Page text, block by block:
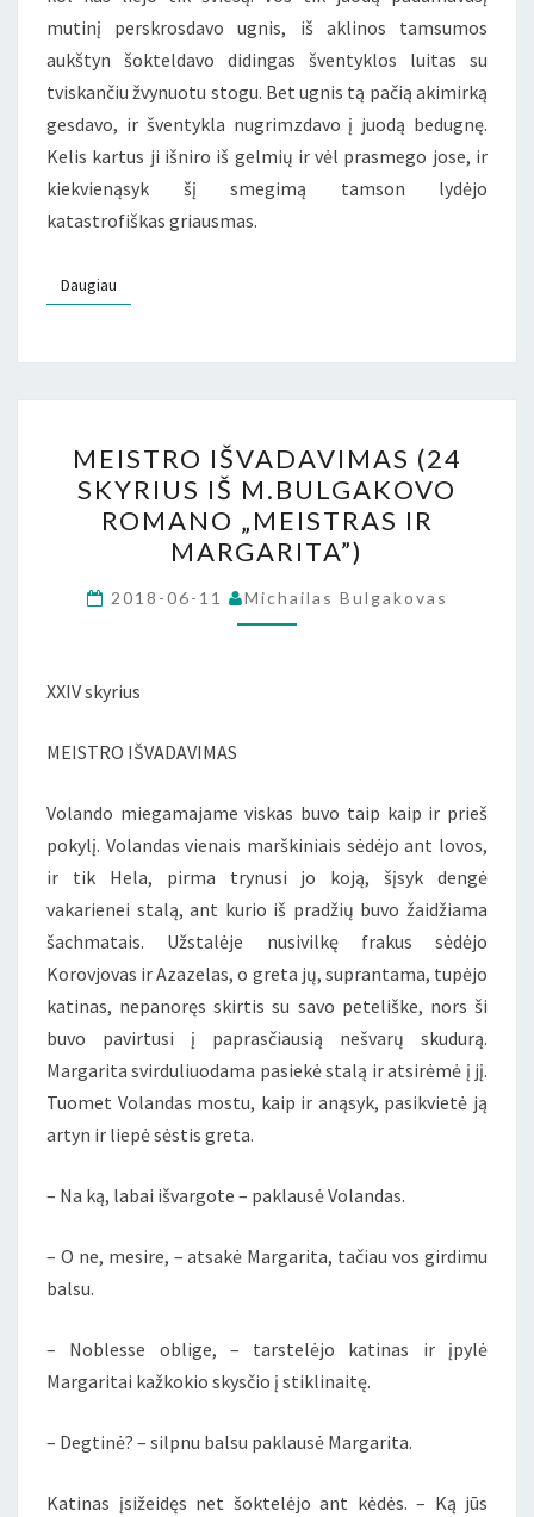
mutinį perskrosdavo ugnis, iš aklinos tamsumos
aukštyn šokteldavo didingas šventyklos luitas su
tviskančiu žvynuotu stogu. Bet ugnis tą pačią akimirką
gesdavo, ir šventykla nugrimzdavo į juodą bedugnę.
Kelis kartus ji išniro iš gelmių ir vėl prasmego jose, ir
kiekvienąsyk šį smegimą tamson lydėjo
katastrofiškas griausmas.
Daugiau
IŠVADAVIMAS
(24
SKYRIUS
IŠ
M.BULGAKOVO
ROMANO
MEISTRO IŠVADAVIMAS (24
SKYRIUS IŠ M.BULGAKOVO
ROMANO „MEISTRAS IR
MARGARITA”)
2018-06-11 Michailas Bulgakovas
XXIV skyrius
MEISTRO IŠVADAVIMAS
Volando miegamajame viskas buvo taip kaip ir prieš
pokylį. Volandas vienais marškiniais sėdėjo ant lovos,
ir tik Hela, pirma trynusi jo koją, šįsyk dengė
vakarienei stalą, ant kurio iš pradžių buvo žaidžiama
šachmatais. Užstalėje nusivilkę frakus sėdėjo
Korovjovas ir Azazelas, o greta jų, suprantama, tupėjo
katinas, nepanoręs skirtis su savo peteliške, nors ši
buvo pavirtusi į paprasčiausią nešvarų skudurą.
Margarita svirduliuodama pasiekė stalą ir atsirėmė į jį.
Tuomet Volandas mostu, kaip ir anąsyk, pasikvietė ją
artyn ir liepė sėstis greta.
– Na ką, labai išvargote – paklausė Volandas.
– O ne, mesire, – atsakė Margarita, tačiau vos girdimu
balsu.
– Noblesse oblige, – tarstelėjo katinas ir įpylė
Margaritai kažkokio skysčio į stiklinaitę.
– Degtinė? – silpnu balsu paklausė Margarita.
Katinas įsižeidęs net šoktelėjo ant kėdės. – Ką jūs